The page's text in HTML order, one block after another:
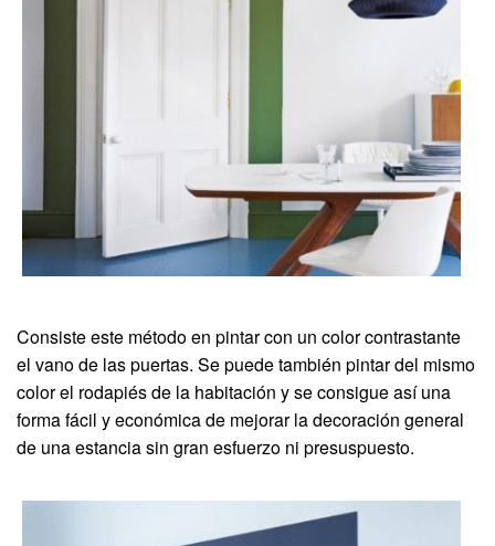
Consiste este método en pintar con un color contrastante
el vano de las puertas. Se puede también pintar del mismo
color el rodapiés de la habitación y se consigue así una
forma fácil y económica de mejorar la decoración general
de una estancia sin gran esfuerzo ni presuspuesto.